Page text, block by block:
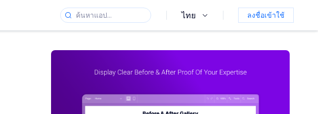
ไทย ลงชื่อเข้าใช้